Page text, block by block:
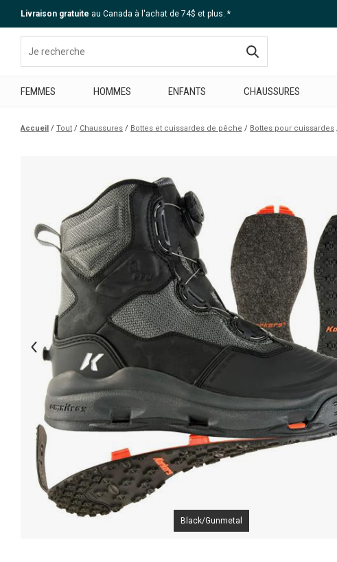
Livraison gratuite au Canada à l'achat de 74$ et plus. *
Aide
FEMMES HOMMES ENFANTS CHAUSSURES
Accueil Tout Chaussures Bottes et cuissardes de pêche Bottes pour cuissardes
Black/Gunmetal